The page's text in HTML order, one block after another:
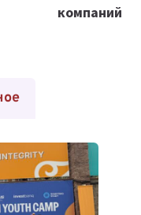
компаний